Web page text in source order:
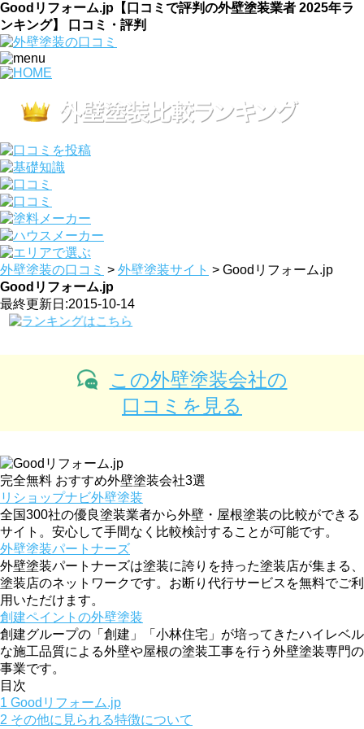
Goodリフォーム.jp【口コミで評判の外壁塗装業者 2025年ラ
ンキング】 口コミ・評判
外壁塗装の口コミ > 外壁塗装サイト > Goodリフォーム.jp
Goodリフォーム.jp
最終更新日:2015-10-14
この外壁塗装会社の
口コミを見る
完全無料 おすすめ外壁塗装会社3選
リショップナビ外壁塗装
全国300社の優良塗装業者から外壁・屋根塗装の比較ができる
サイト。安心して手間なく比較検討することが可能です。
外壁塗装パートナーズ
外壁塗装パートナーズは塗装に誇りを持った塗装店が集まる、
塗装店のネットワークです。お断り代行サービスを無料でご利
用いただけます。
創建ペイントの外壁塗装
創建グループの「創建」「小林住宅」が培ってきたハイレベル
な施工品質による外壁や屋根の塗装工事を行う外壁塗装専門の
事業です。
目次
1 Goodリフォーム.jp
2 その他に見られる特徴について